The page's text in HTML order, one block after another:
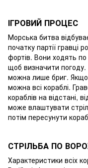
ІГРОВИЙ ПРОЦЕС
Морська битва
початку партії гравці
фортів. Вони ходять
щоб визначити
можна лише бриг. Якщо
можна всі кораблі.
кораблів на відстані,
може влаштувати
потім пересунути
СТРІЛЬБА ПО
Характеристики всіх